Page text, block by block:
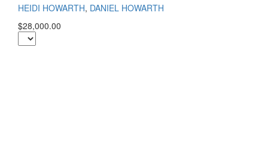
HEIDI HOWARTH, DANIEL HOWARTH
$28,000.00